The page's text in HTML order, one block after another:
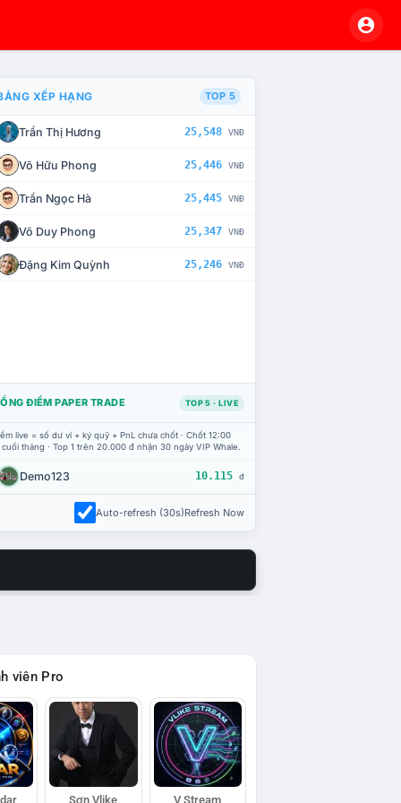
CHẾ TÀI XỬ LÝ VI PHẠM
XẾP HẠNG TOP 5
Trần Thị Hương 25,548 VNĐ
Võ Hữu Phong 25,446 VNĐ
Trần Ngọc Hà 25,445 VNĐ
Võ Duy Phong 25,347 VNĐ
Đặng Kim Quỳnh 25,246 VNĐ
ĐIỂM PAPER TRADE TOP 5 · LIVE
live = số dư ví + ký quỹ + PnL chưa chốt · Chốt 12:00
tháng · Top 1 trên 20.000 đ nhận 30 ngày VIP Whale.
Demo123 10.115 đ
Auto-refresh (30s)Refresh Now
viên Pro
Sơn Vlike V Stream